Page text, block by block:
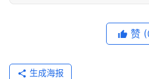
赞
生成海报